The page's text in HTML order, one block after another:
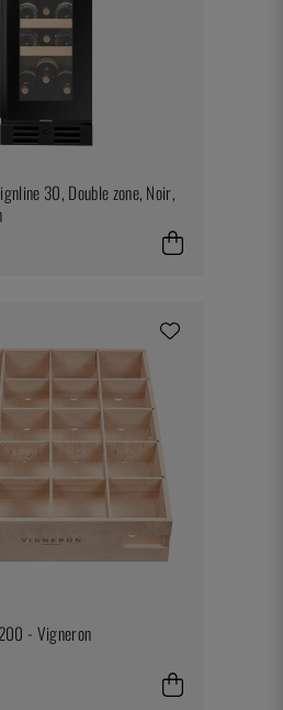
30, Double zone, Noir,
- Vigneron